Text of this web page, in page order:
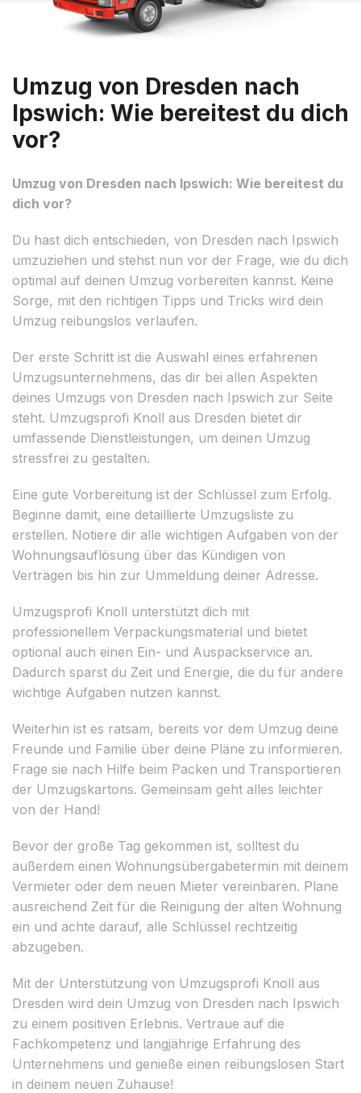
Umzug von Dresden nach
Ipswich: Wie bereitest du dich
vor?
Umzug von Dresden nach Ipswich: Wie bereitest du
dich vor?
Du hast dich entschieden, von Dresden nach Ipswich
umzuziehen und stehst nun vor der Frage, wie du dich
optimal auf deinen Umzug vorbereiten kannst. Keine
Sorge, mit den richtigen Tipps und Tricks wird dein
Umzug reibungslos verlaufen.
Der erste Schritt ist die Auswahl eines erfahrenen
Umzugsunternehmens, das dir bei allen Aspekten
deines Umzugs von Dresden nach Ipswich zur Seite
steht. Umzugsprofi Knoll aus Dresden bietet dir
umfassende Dienstleistungen, um deinen Umzug
stressfrei zu gestalten.
Eine gute Vorbereitung ist der Schlüssel zum Erfolg.
Beginne damit, eine detaillierte Umzugsliste zu
erstellen. Notiere dir alle wichtigen Aufgaben von der
Wohnungsauflösung über das Kündigen von
Verträgen bis hin zur Ummeldung deiner Adresse.
Umzugsprofi Knoll unterstützt dich mit
professionellem Verpackungsmaterial und bietet
optional auch einen Ein- und Auspackservice an.
Dadurch sparst du Zeit und Energie, die du für andere
wichtige Aufgaben nutzen kannst.
Weiterhin ist es ratsam, bereits vor dem Umzug deine
Freunde und Familie über deine Pläne zu informieren.
Frage sie nach Hilfe beim Packen und Transportieren
der Umzugskartons. Gemeinsam geht alles leichter
von der Hand!
Bevor der große Tag gekommen ist, solltest du
außerdem einen Wohnungsübergabetermin mit deinem
Vermieter oder dem neuen Mieter vereinbaren. Plane
ausreichend Zeit für die Reinigung der alten Wohnung
ein und achte darauf, alle Schlüssel rechtzeitig
abzugeben.
Mit der Unterstützung von Umzugsprofi Knoll aus
Dresden wird dein Umzug von Dresden nach Ipswich
zu einem positiven Erlebnis. Vertraue auf die
Fachkompetenz und langjährige Erfahrung des
Unternehmens und genieße einen reibungslosen Start
in deinem neuen Zuhause!